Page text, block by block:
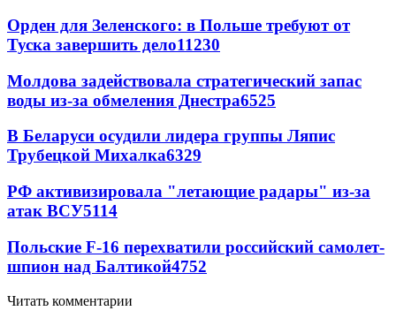
Орден для Зеленского: в Польше требуют от
Туска завершить дело11230
Молдова задействовала стратегический запас
воды из-за обмеления Днестра6525
В Беларуси осудили лидера группы Ляпис
Трубецкой Михалка6329
РФ активизировала "летающие радары" из-за
атак ВСУ5114
Польские F-16 перехватили российский самолет-
шпион над Балтикой4752
Читать комментарии